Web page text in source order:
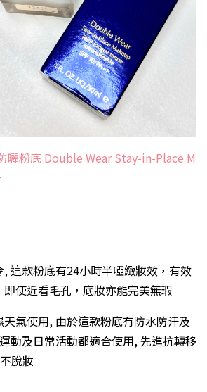
曬粉底 Double Wear Stay-in-Place M
這款粉底有24小時半啞緻妝效，有效
使近看毛孔，底妝亦能完美無瑕
氣使用, 由於這款粉底有防水防汗及
動及日常活動都適合使用, 先進抗轉移
脫妝